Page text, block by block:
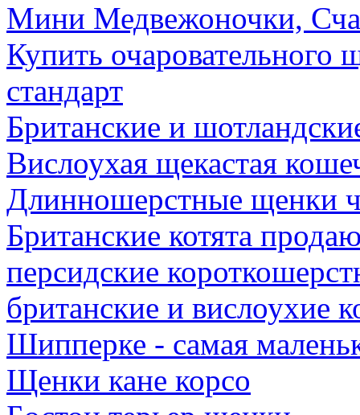
Мини Медвежоночки,
Купить очаровательного
стандарт
Британские и
Вислоухая щекастая
Длинношерстные щенки
Британские котята
персидские
британские и вислоухие
Шипперке - самая
Щенки кане корсо